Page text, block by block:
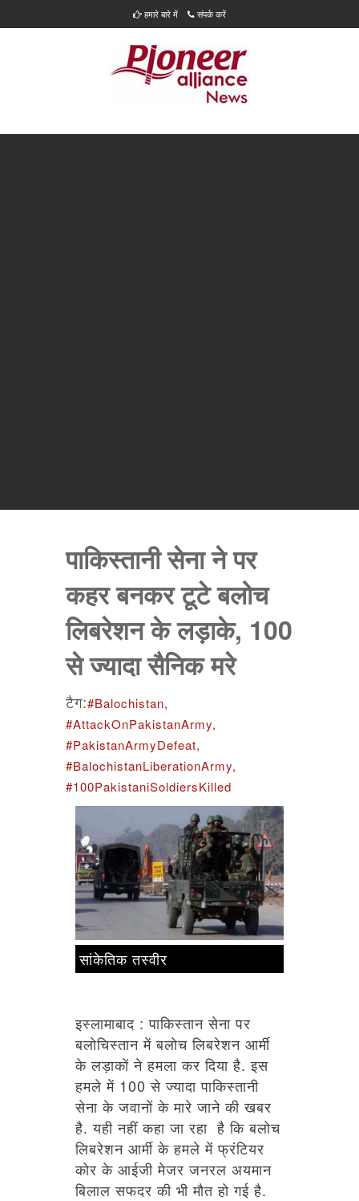
हमारे बारे में संपर्क करें
पाकिस्तानी सेना ने पर
कहर बनकर टूटे बलोच
लिबरेशन के लड़ाके, 100
से ज्यादा सैनिक मरे
टैग:#Balochistan,
#AttackOnPakistanArmy,
#PakistanArmyDefeat,
#BalochistanLiberationArmy,
#100PakistaniSoldiersKilled
सांकेतिक तस्वीर
इस्लामाबाद : पाकिस्तान सेना पर
बलोचिस्तान में बलोच लिबरेशन आर्मी
के लड़ाकों ने हमला कर दिया है. इस
हमले में 100 से ज्यादा पाकिस्तानी
सेना के जवानों के मारे जाने की खबर
है. यही नहीं कहा जा रहा है कि बलोच
लिबरेशन आर्मी के हमले में फ्रंटियर
कोर के आईजी मेजर जनरल अयमान
बिलाल सफदर की भी मौत हो गई है.